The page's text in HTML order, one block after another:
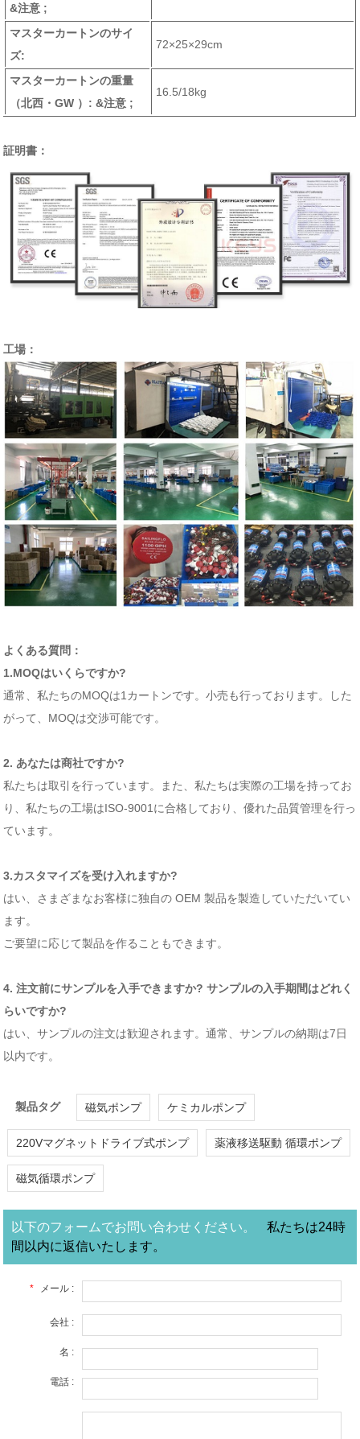
&注意 ;
マスターカートンのサイ
ズ:
72×25×29cm
マスターカートンの重量
（北西・GW ） : &注意 ;
16.5/18kg
証明書：
工場：
よくある質問：
1.MOQはいくらですか?
通常、私たちのMOQは1カートンです。小売も行っております。した
がって、MOQは交渉可能です。
2. あなたは商社ですか?
私たちは取引を行っています。また、私たちは実際の工場を持ってお
り、私たちの工場はISO-9001に合格しており、優れた品質管理を行っ
ています。
3.カスタマイズを受け入れますか?
はい、さまざまなお客様に独自の OEM 製品を製造していただいてい
ます。
ご要望に応じて製品を作ることもできます。
4. 注文前にサンプルを入手できますか? サンプルの入手期間はどれく
らいですか?
はい、サンプルの注文は歓迎されます。通常、サンプルの納期は7日
以内です。
製品タグ 磁気ポンプ ケミカルポンプ
220Vマグネットドライブ式ポンプ 薬液移送駆動 循環ポンプ
磁気循環ポンプ
以下のフォームでお問い合わせください。
私たちは24時
間以内に返信いたします。
* メール :
会社 :
名 :
電話 :